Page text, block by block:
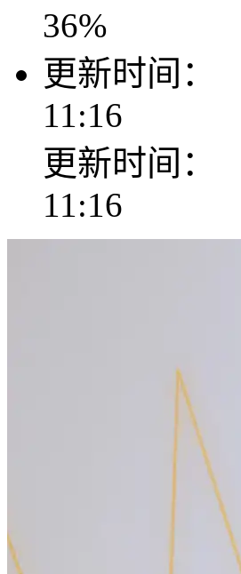
36%
更新时间：
11:16
更新时间：
11:16